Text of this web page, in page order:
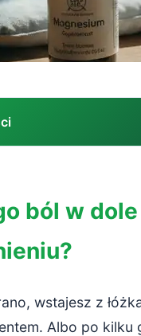
wpływa na
międzykręgowe –
stany zapalne
ból w
wstajesz z
Albo po kilku